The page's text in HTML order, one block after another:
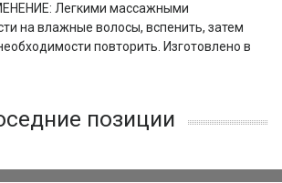
Легкими массажными
на влажные волосы, вспенить, затем
повторить. Изготовлено в
позиции